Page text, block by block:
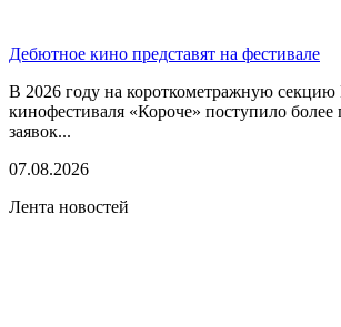
Дебютное кино представят на фестивале
В 2026 году на короткометражную
кинофестиваля «Короче» поступило более
заявок...
07.08.2026
Лента новостей